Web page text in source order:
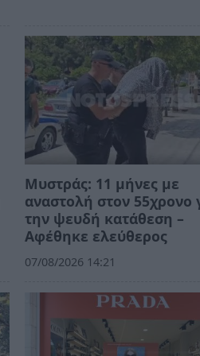
Μυστράς: 11 μήνες με
αναστολή στον 55χρονο
την ψευδή κατάθεση –
Αφέθηκε ελεύθερος
07/08/2026 14:21